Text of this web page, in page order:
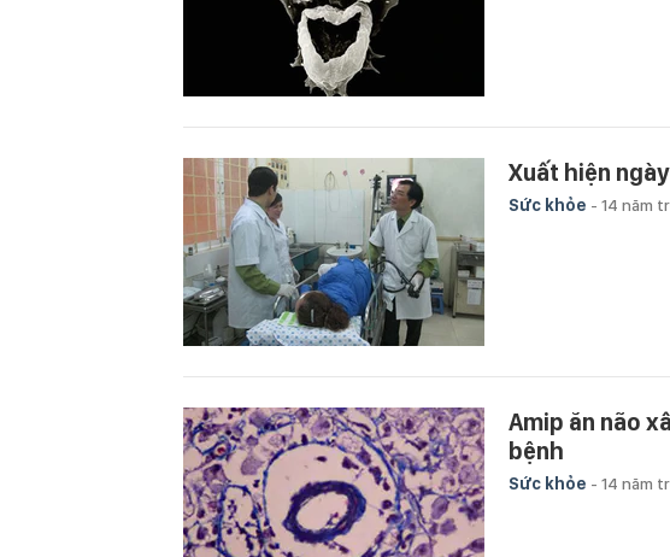
Xuất hiện
Sức khỏe - 14 năm
Amip ăn não
bệnh
Sức khỏe - 14 năm